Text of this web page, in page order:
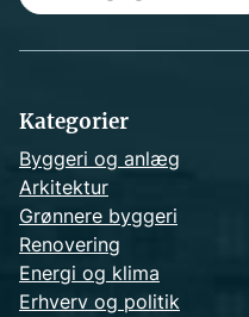
Kategorier
Byggeri og anlæg
Arkitektur
Grønnere byggeri
Renovering
Energi og klima
Erhverv og politik